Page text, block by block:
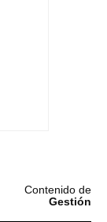
Contenido de
Gestión